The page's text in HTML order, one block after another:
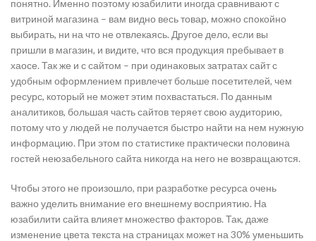
понятно. Именно поэтому юзабилити иногда сравнивают с
витриной магазина – вам видно весь товар, можно спокойно
выбирать, ни на что не отвлекаясь. Другое дело, если вы
пришли в магазин, и видите, что вся продукция пребывает в
хаосе. Так же и с сайтом – при одинаковых затратах сайт с
удобным оформлением привлечет больше посетителей, чем
ресурс, который не может этим похвастаться. По данным
аналитиков, большая часть сайтов теряет свою аудиторию,
потому что у людей не получается быстро найти на нем нужную
информацию. При этом по статистике практически половина
гостей неюзабельного сайта никогда на него не возвращаются.
Чтобы этого не произошло, при разработке ресурса очень
важно уделить внимание его внешнему восприятию. На
юзабилити сайта влияет множество факторов. Так, даже
изменение цвета текста на страницах может на 30% уменьшить